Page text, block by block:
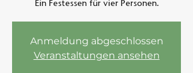
Ein Festessen für vier Personen.
Anmeldung abgeschlossen
Veranstaltungen ansehen